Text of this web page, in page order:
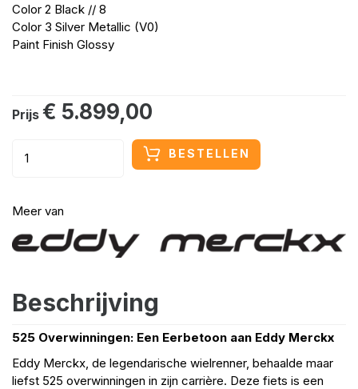
Color 2 Black // 8
Color 3 Silver Metallic (V0)
Paint Finish Glossy
Prijs € 5.899,00
BESTELLEN
Meer van
Beschrijving
525 Overwinningen: Een Eerbetoon aan Eddy Merckx
Eddy Merckx, de legendarische wielrenner, behaalde maar
liefst 525 overwinningen in zijn carrière. Deze fiets is een